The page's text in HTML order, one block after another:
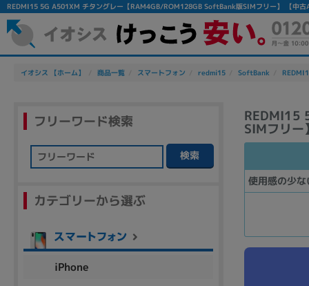
REDMI15 5G A501XM チタングレー【RAM4GB/ROM128GB SoftBank版SIMフリー】 【中古
イオシス 【ホーム】 商品一覧 スマートフォン redmi15 SoftBank
REDMI15
SIMフリー】
使用感の少な
フリーワード検索
検索
カテゴリーから選ぶ
iPhone
除外ワード
人気の検索ワード：Let's note EliteBook